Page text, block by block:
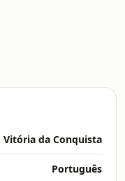
Vitória da Conquista
Português